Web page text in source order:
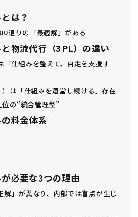
は？
通りの「最適解」がある
物流代行（3PL）の違い
「仕組みを整えて、自走を支援す
は「仕組みを運営し続ける」存在
の“統合管理型”
料金体系
必要な3つの理由
解」が異なり、内部では盲点が生じ